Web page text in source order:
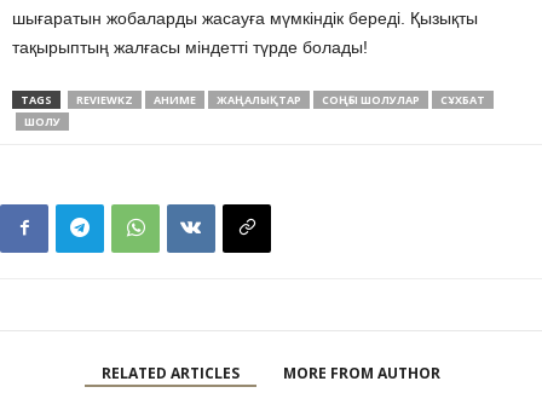
шығаратын жобаларды жасауға мүмкіндік береді. Қызықты
тақырыптың жалғасы міндетті түрде болады!
TAGS REVIEWKZ АНИМЕ ЖАҢАЛЫҚТАР СОҢҒЫ ШОЛУЛАР
СҰХБАТ
ШОЛУ
RELATED ARTICLES MORE FROM AUTHOR